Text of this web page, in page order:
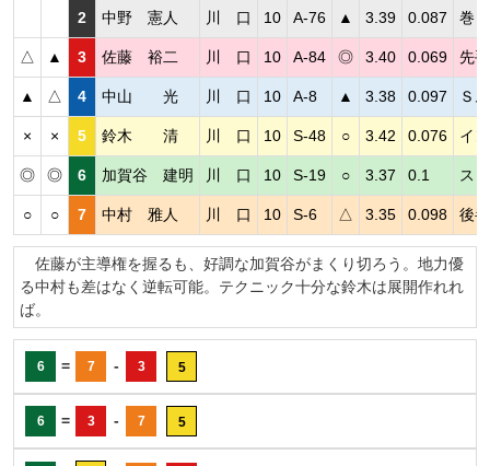
2 中野 憲人 川 口 10 A-76 ▲ 3.39 0.087 巻
△ ▲ 3 佐藤 裕二 川 口 10 A-84 ◎ 3.40 0.069 先
▲ △ 4 中山 光 川 口 10 A-8 ▲ 3.38 0.097 Ｓ
× × 5 鈴木 清 川 口 10 S-48 ○ 3.42 0.076 イ
◎ ◎ 6 加賀谷 建明 川 口 10 S-19 ○ 3.37 0.1 ス
○ ○ 7 中村 雅人 川 口 10 S-6 △ 3.35 0.098 後
佐藤が主導権を握るも、好調な加賀谷がまくり切ろう。地力優
る中村も差はなく逆転可能。テクニック十分な鈴木は展開作れれ
ば。
6 = 7 - 3 5
6 = 3 - 7 5